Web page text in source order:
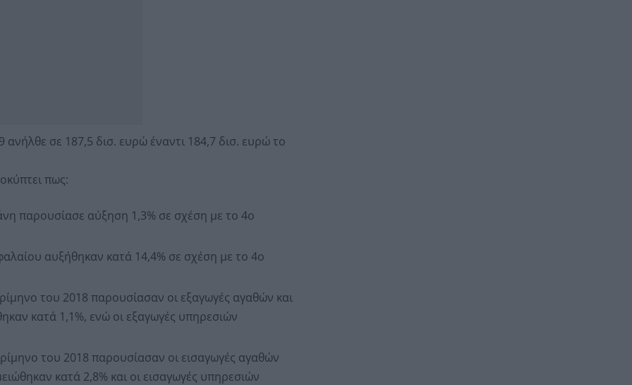
ανήλθε σε 187,5 δισ. ευρώ έναντι 184,7 δισ. ευρώ το
πως:
παρουσίασε αύξηση 1,3% σε σχέση με το 4o
αυξήθηκαν κατά 14,4% σε σχέση με το 4o
του 2018 παρουσίασαν οι εξαγωγές αγαθών και
κατά 1,1%, ενώ οι εξαγωγές υπηρεσιών
του 2018 παρουσίασαν οι εισαγωγές αγαθών
κατά 2,8% και οι εισαγωγές υπηρεσιών